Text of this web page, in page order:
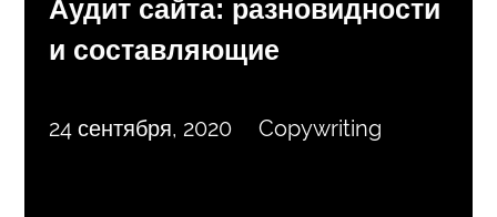
Аудит сайта: разновидности
и составляющие
24 сентября, 2020 Copywriting